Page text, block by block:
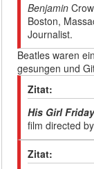
Benjamin
Boston,
Journalist.
Beatles waren
gesungen und
Zitat:
His Girl
film directed by
Zitat: